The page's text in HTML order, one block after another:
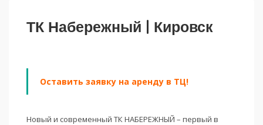
ТК Набережный | Кировск
Оставить заявку на аренду в ТЦ!
Новый и современный ТК НАБЕРЕЖНЫЙ – первый в